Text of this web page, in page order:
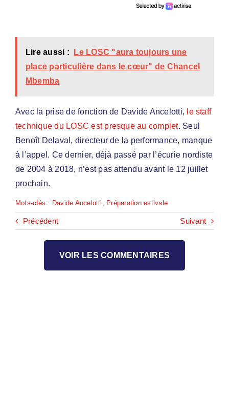
Lire aussi :
Le LOSC "aura toujours une
place particulière dans le cœur" de Chancel
Mbemba
Avec la prise de fonction de Davide Ancelotti, le staff
technique du LOSC est presque au complet. Seul
Benoît Delaval, directeur de la performance, manque
à l’appel. Ce dernier, déjà passé par l’écurie nordiste
de 2004 à 2018, n’est pas attendu avant le 12 juillet
prochain.
Mots-clés : Davide Ancelotti , Préparation estivale
Précédent Suivant
VOIR LES COMMENTAIRES